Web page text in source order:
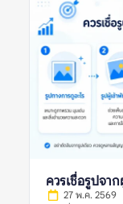
ให้ข้อมูลเพียงพอ
คะแนนสูง แต่ต้อง
และเหมาะกับผู้เข้
บ้านตรงกับรูปไหม
คนจริงไหม ห้องน้
ค่าใช้จ่ายเพิ่มเติม
คือรีวิวที่บอกว่า “
สะอาด แต่ทางเข้
ผู้อ่านประเมินได้ดี
ควรเชื่อรูปจา
27 พ.ค. 2569